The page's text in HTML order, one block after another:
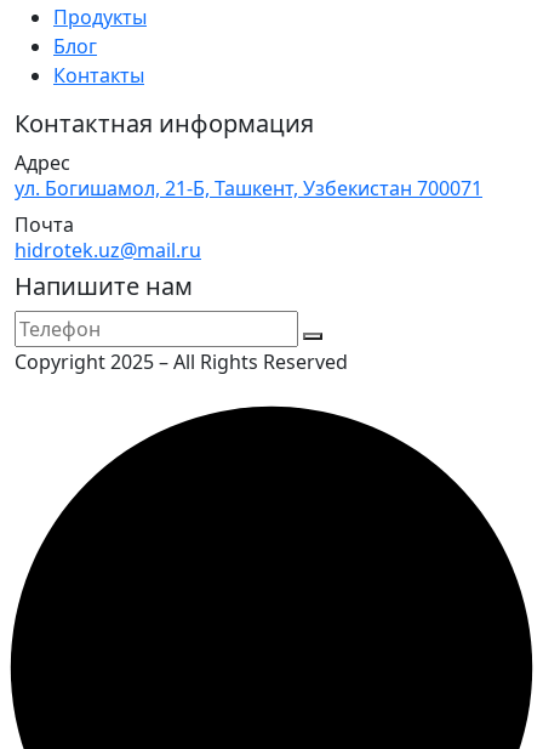
Продукты
Блог
Контакты
Контактная информация
Адрес
ул. Богишамол, 21-Б, Ташкент, Узбекистан 700071
Почта
hidrotek.uz@mail.ru
Напишите нам
Copyright 2025 – All Rights Reserved